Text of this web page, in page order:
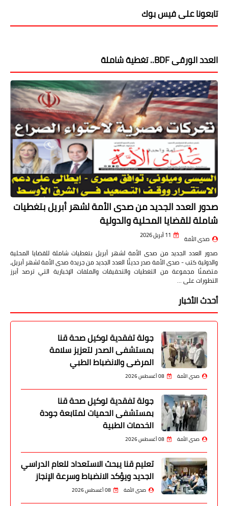
تابعونا على فيس بوك
العدد الورقى BDF.. تغطية شاملة
صدور العدد الجديد من صدى الأمة لشهر أبريل بتغطيات
شاملة للقضايا المحلية والدولية
صدى الأمة 11 أبريل 2026
صدور العدد الجديد من صدى الأمة لشهر أبريل بتغطيات شاملة للقضايا المحلية
والدولية كتب - صدى الأمة صدر حديثًا العدد الجديد من جريدة صدى الأمة لشهر أبريل،
متضمنًا مجموعة من التغطيات والتحقيقات والملفات الإخبارية التي ترصد أبرز
التطورات على …
أحدث الأخبار
جولة تفقدية لوكيل صحة قنا
بمستشفى الصدر لتعزيز سلامة
المرضى والانضباط الطبي
صدى الأمة 08 أغسطس 2026
جولة تفقدية لوكيل صحة قنا
بمستشفى الحميات لمتابعة جودة
الخدمات الطبية
صدى الأمة 08 أغسطس 2026
تعليم قنا يبحث الاستعداد للعام الدراسي
الجديد ويؤكد الانضباط وسرعة الإنجاز
صدى الأمة 08 أغسطس 2026